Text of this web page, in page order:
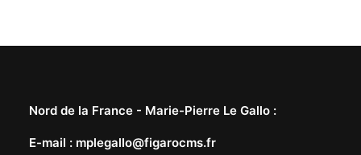
Nord de la France - Marie-Pierre Le Gallo :
E-mail : mplegallo@figarocms.fr